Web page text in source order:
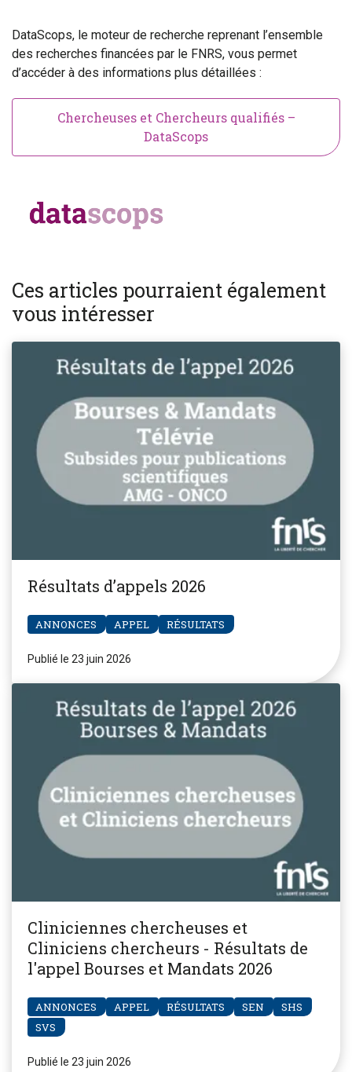
DataScops, le moteur de recherche reprenant l’ensemble
des recherches financées par le FNRS, vous permet
d’accéder à des informations plus détaillées :
Chercheuses et Chercheurs qualifiés –
DataScops
Ces articles pourraient également
vous intéresser
Résultats d’appels 2026
ANNONCES APPEL RÉSULTATS
Publié le 23 juin 2026
Cliniciennes chercheuses et
Cliniciens chercheurs - Résultats de
l'appel Bourses et Mandats 2026
ANNONCES APPEL RÉSULTATS SEN
SHS
SVS
Publié le 23 juin 2026